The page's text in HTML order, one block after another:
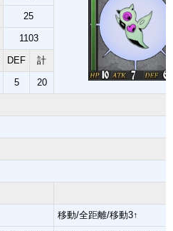
25
1103
DEF 計
5 20
移動/全距離/移動3↑